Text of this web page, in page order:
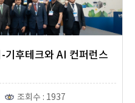
후테크와 AI 컨퍼런스
조회수 : 1937